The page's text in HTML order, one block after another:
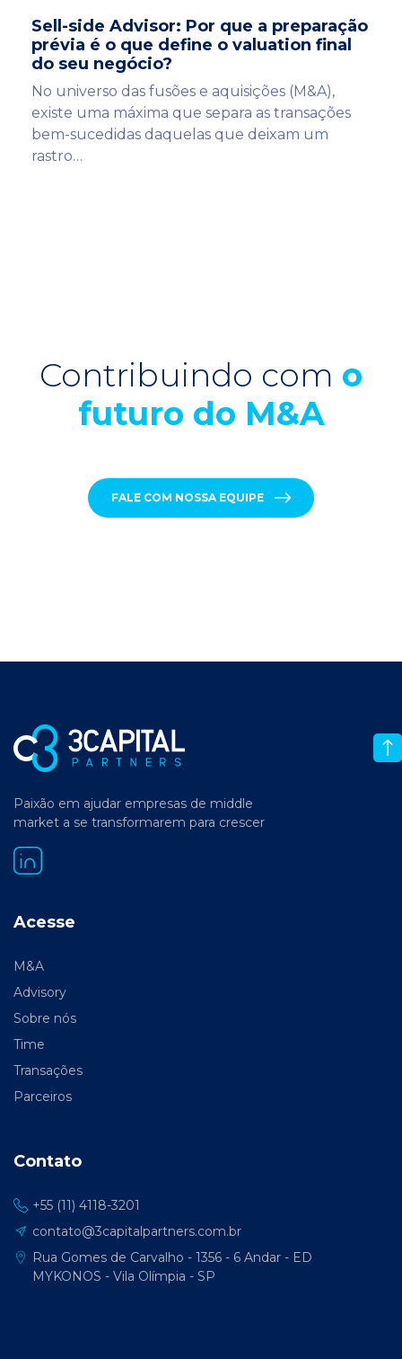
Sell-side Advisor: Por que a preparação
prévia é o que define o valuation final
do seu negócio?
No universo das fusões e aquisições (M&A),
existe uma máxima que separa as transações
bem-sucedidas daquelas que deixam um
rastro…
Contribuindo com o
futuro do M&A
FALE COM NOSSA EQUIPE
Paixão em ajudar empresas de middle
market a se transformarem para crescer
Acesse
M&A
Advisory
Sobre nós
Time
Transações
Parceiros
Contato
+55 (11) 4118-3201
contato@3capitalpartners.com.br
Rua Gomes de Carvalho - 1356 - 6 Andar - ED
MYKONOS - Vila Olímpia - SP